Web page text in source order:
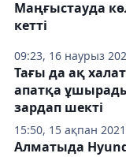
09:23, 16 наурыз
Маңғыстауда
кетті
15:50, 15 ақпан 2021
Тағы да ақ
апатқа
зардап шекті
Алматыда